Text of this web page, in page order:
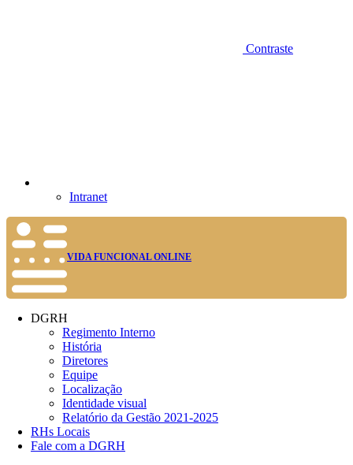
Contraste
Intranet
VIDA FUNCIONAL ONLINE
DGRH
Regimento Interno
História
Diretores
Equipe
Localização
Identidade visual
Relatório da Gestão 2021-2025
RHs Locais
Fale com a DGRH